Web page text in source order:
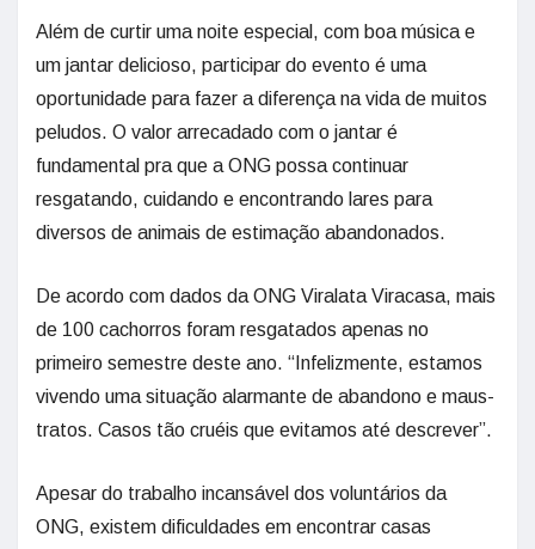
Além de curtir uma noite especial, com boa música e
um jantar delicioso, participar do evento é uma
oportunidade para fazer a diferença na vida de muitos
peludos. O valor arrecadado com o jantar é
fundamental pra que a ONG possa continuar
resgatando, cuidando e encontrando lares para
diversos de animais de estimação abandonados.
De acordo com dados da ONG Viralata Viracasa, mais
de 100 cachorros foram resgatados apenas no
primeiro semestre deste ano. “Infelizmente, estamos
vivendo uma situação alarmante de abandono e maus-
tratos. Casos tão cruéis que evitamos até descrever”.
Apesar do trabalho incansável dos voluntários da
ONG, existem dificuldades em encontrar casas